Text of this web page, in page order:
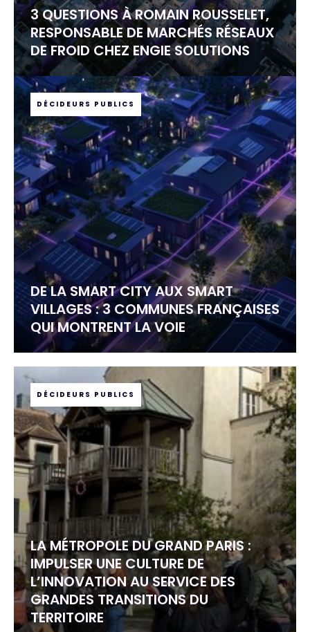
3 QUESTIONS À ROMAIN ROUSSELET,
RESPONSABLE DE MARCHÉS RÉSEAUX
DE FROID CHEZ ENGIE SOLUTIONS
DÉCIDEURS PUBLICS
DE LA SMART CITY AUX SMART
VILLAGES : 3 COMMUNES FRANÇAISES
QUI MONTRENT LA VOIE
DÉCIDEURS PUBLICS
LA MÉTROPOLE DU GRAND PARIS :
IMPULSER UNE CULTURE DE
L’INNOVATION AU SERVICE DES
GRANDES TRANSITIONS DU
TERRITOIRE